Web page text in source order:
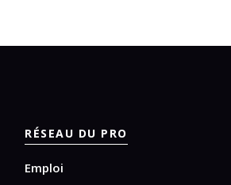
RÉSEAU DU PRO
Emploi